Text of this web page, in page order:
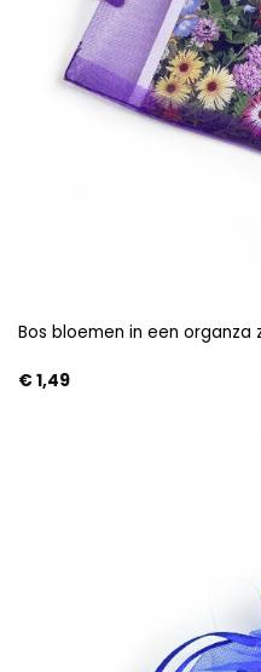
Bos bloemen in een organza
€1,49